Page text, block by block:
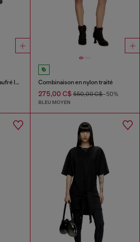
Chemise longue en satin gaufré logo-jacquard Combinaison en nylon traité
275,00 C$550,00 C$-50%
BLEU MOYEN